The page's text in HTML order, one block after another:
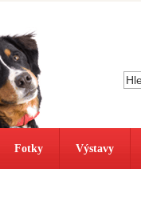
Fotky Výstavy